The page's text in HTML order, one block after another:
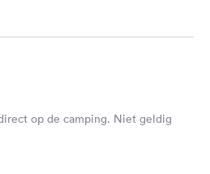
op de camping. Niet geldig